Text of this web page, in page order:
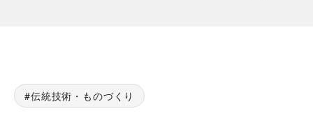
伝統技術・ものづくり